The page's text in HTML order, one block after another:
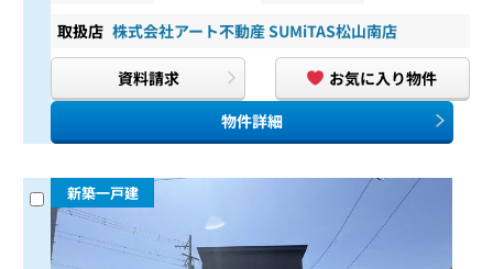
取扱店 株式会社アート不動産 SUMiTAS松山南店
資料請求
お気に入り物件
物件詳細
新築一戸建